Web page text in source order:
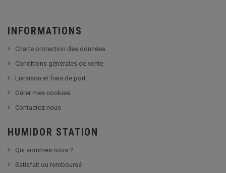
INFORMATIONS
Charte protection des données
Conditions générales de vente
Livraison et frais de port
Gérer mes cookies
Contactez nous
HUMIDOR STATION
Qui sommes nous ?
Satisfait ou remboursé